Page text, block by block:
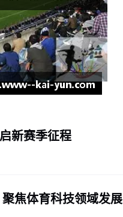
新赛季征程
焦体育科技领域发展